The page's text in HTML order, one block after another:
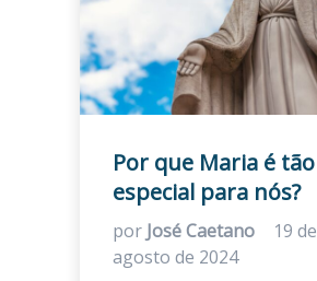
Por que Maria é tão
especial para nós?
por José Caetano
19 de
agosto de 2024